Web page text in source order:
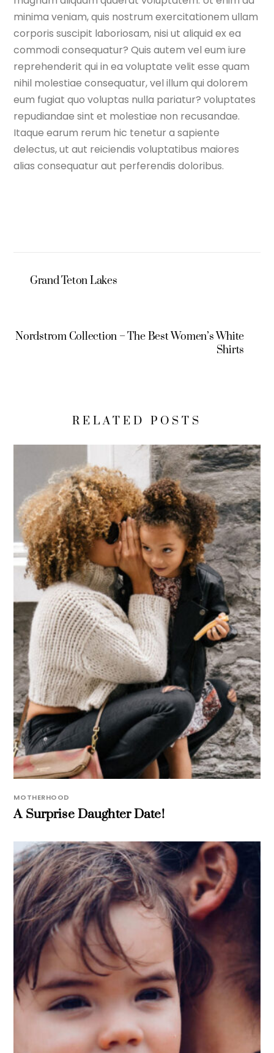
minima veniam, quis nostrum exercitationem ullam
corporis suscipit laboriosam, nisi ut aliquid ex ea
commodi consequatur? Quis autem vel eum iure
reprehenderit qui in ea voluptate velit esse quam
nihil molestiae consequatur, vel illum qui dolorem
eum fugiat quo voluptas nulla pariatur? voluptates
repudiandae sint et molestiae non recusandae.
Itaque earum rerum hic tenetur a sapiente
delectus, ut aut reiciendis voluptatibus maiores
alias consequatur aut perferendis doloribus.
Grand Teton Lakes
Nordstrom Collection – The Best Women’s White
Shirts
RELATED POSTS
MOTHERHOOD
A Surprise Daughter Date!